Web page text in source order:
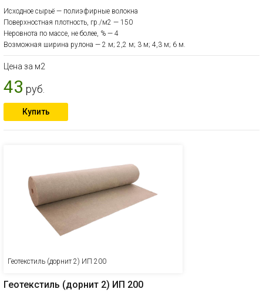
Исходное сырьё — полиэфирные волокна
Поверхностная плотность, гр./м2 — 150
Неровнота по массе, не более, % — 4
Возможная ширина рулона — 2 м; 2,2 м; 3 м; 4,3 м; 6 м.
Цена за м2
43 руб.
Купить
Геотекстиль (дорнит 2) ИП 200
Геотекстиль (дорнит 2) ИП 200